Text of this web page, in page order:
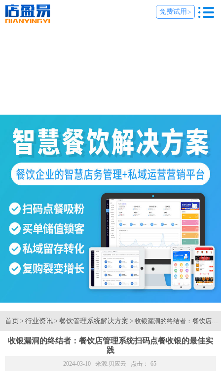
免费试用 >
首页 > 行业资讯 > 餐饮管理系统解决方案 > 收银漏洞的终结者：餐饮店
收银漏洞的终结者：餐饮店管理系统扫码点餐收银的最佳实
践
2024-03-10 来源: 贝应云 点击： 65